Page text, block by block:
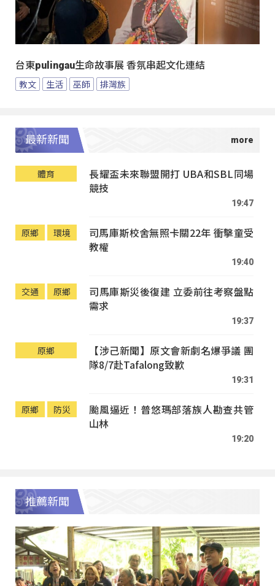
台東pulingau生命故事展 香氛串起文化連結
教文 生活 巫師 排灣族
最新新聞
體育
長耀盃未來聯盟開打 UBA和SBL同場
競技
19:47
原鄉 環境
司馬庫斯校舍無照卡關22年 衝擊童受
教權
19:40
交通 原鄉
司馬庫斯災後復建 立委前往考察盤點
需求
19:37
原鄉
【涉己新聞】原文會新劇名爆爭議 團
隊8/7赴Tafalong致歉
19:31
原鄉 防災
颱風逼近！普悠瑪部落族人勘查共管
山林
19:20
推薦新聞